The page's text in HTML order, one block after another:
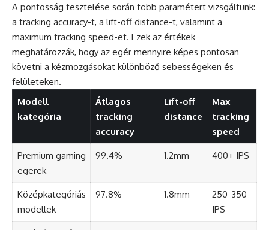
A pontosság tesztelése során több paramétert vizsgáltunk:
a tracking accuracy-t, a lift-off distance-t, valamint a
maximum tracking speed-et. Ezek az értékek
meghatározzák, hogy az egér mennyire képes pontosan
követni a kézmozgásokat különböző sebességeken és
felületeken.
Modell
kategória
Átlagos
tracking
accuracy
Lift-off
distance
Max
tracking
speed
Premium gaming
egerek
99.4% 1.2mm 400+ IPS
Középkategóriás
modellek
97.8% 1.8mm
250-350
IPS